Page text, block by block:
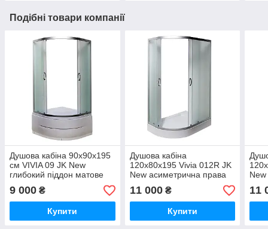
Подібні товари компанії
Душова кабіна 90x90x195
см VIVIA 09 JK New
глибокий піддон матове
скло 4 мм розсувні двері
9 000 ₴
Купити
Душова кабіна
120x80x195 Vivia 012R JK
New асиметрична права
низький піддон матове
скло розсувні двері
11 000₴
Купити
New
11